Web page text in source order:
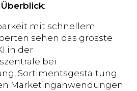
:
mit schnellem
sehen das grösste
in der
bei
Sortimentsgestaltung
Marketinganwendungen;